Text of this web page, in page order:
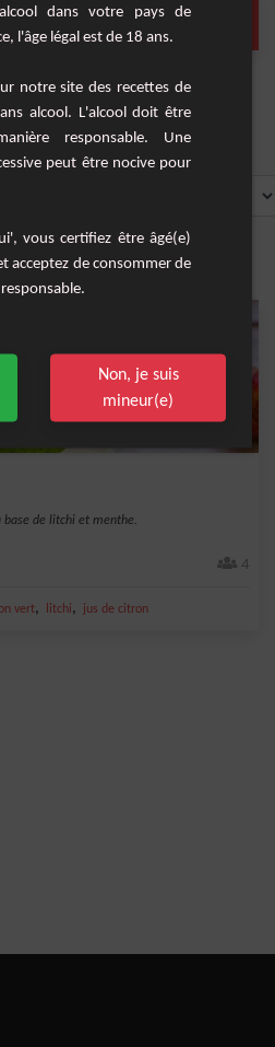
sans alcool
(1 Cocktail)
base de litchi et menthe.
4
vert, litchi, jus de citron
dans votre pays de
l'âge légal est de 18 ans.
notre site des recettes de
alcool. L'alcool doit être
responsable. Une
peut être nocive pour
vous certifiez être âgé(e)
acceptez de consommer de
Non, je suis
mineur(e)